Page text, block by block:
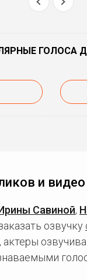
ГОЛОСА
и
Савиной,
озвучку